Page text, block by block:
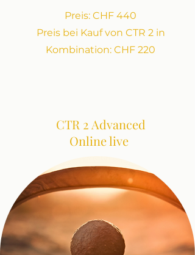
Preis: CHF 440
Preis bei Kauf von CTR 2 in
Kombination: CHF 220
CTR 2 Advanced
Online live